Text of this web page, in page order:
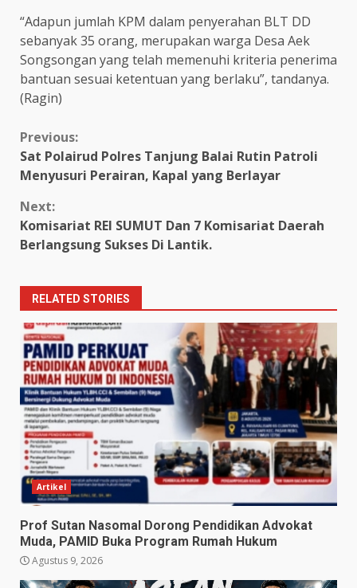
“Adapun jumlah KPM dalam penyerahan BLT DD
sebanyak 35 orang, merupakan warga Desa Aek
Songsongan yang telah memenuhi kriteria penerima
bantuan sesuai ketentuan yang berlaku”, tandanya.
(Ragin)
Continue
Reading
Previous:
Sat Polairud Polres Tanjung Balai Rutin Patroli
Menyusuri Perairan, Kapal yang Berlayar
Next:
Komisariat REI SUMUT Dan 7 Komisariat Daerah
Berlangsung Sukses Di Lantik.
RELATED STORIES
Artikel
Prof Sutan Nasomal Dorong Pendidikan Advokat
Muda, PAMID Buka Program Rumah Hukum
Agustus 9, 2026